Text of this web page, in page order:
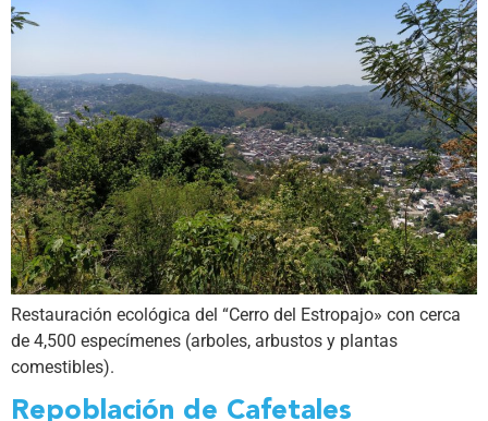
Restauración ecológica del “Cerro del Estropajo» con cerca
de 4,500 especímenes (arboles, arbustos y plantas
comestibles).
Repoblación de Cafetales